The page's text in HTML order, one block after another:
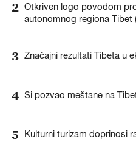
2 Otkriven logo povodom
autonomnog regiona Tibet
3 Značajni rezultati Tibeta u
4 Si pozvao meštane na
5 Kulturni turizam doprinosi